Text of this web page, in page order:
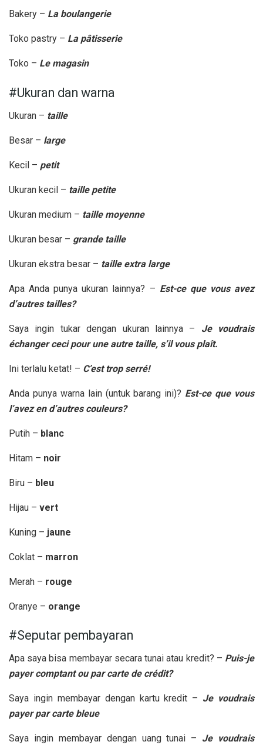
Bakery – La boulangerie
Toko pastry – La pâtisserie
Toko – Le magasin
#Ukuran dan warna
Ukuran – taille
Besar – large
Kecil – petit
Ukuran kecil – taille petite
Ukuran medium – taille moyenne
Ukuran besar – grande taille
Ukuran ekstra besar – taille extra large
Apa Anda punya ukuran lainnya? – Est-ce que vous avez
d’autres tailles?
Saya ingin tukar dengan ukuran lainnya – Je voudrais
échanger ceci pour une autre taille, s’il vous plaît.
Ini terlalu ketat! – C’est trop serré!
Anda punya warna lain (untuk barang ini)? Est-ce que vous
l’avez en d’autres couleurs?
Putih – blanc
Hitam – noir
Biru – bleu
Hijau – vert
Kuning – jaune
Coklat – marron
Merah – rouge
Oranye – orange
#Seputar pembayaran
Apa saya bisa membayar secara tunai atau kredit? – Puis-je
payer comptant ou par carte de crédit?
Saya ingin membayar dengan kartu kredit – Je voudrais
payer par carte bleue
Saya ingin membayar dengan uang tunai – Je voudrais